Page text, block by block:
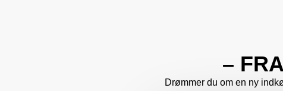
–
Drømmer du om en ny